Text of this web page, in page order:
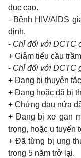
dục cao.
- Bệnh HIV/AIDS
định.
- Chỉ đối với DCTC
+ Giảm tiểu cầu
- Chỉ đối với DCTC
+ Đang bị thuyên
+ Đang hoặc đã bị
+ Chứng đau nửa
+ Đang bị xơ gan
trọng, hoặc u tuyến
+ Đã từng bị ung
trong 5 năm trở lại.